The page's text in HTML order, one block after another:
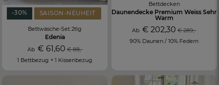
-30% SAISON-NEUHEIT
Bettwäsche-Set 2tlg
Edenia
Ab € 61,60 € 88,-
1 Bettbezug + 1 Kissenbezug
Bettdecken
Daunendecke Premium Weiss Sehr
Warm
Ab€ 202,30 € 289,-
90% Daunen / 10% Federn